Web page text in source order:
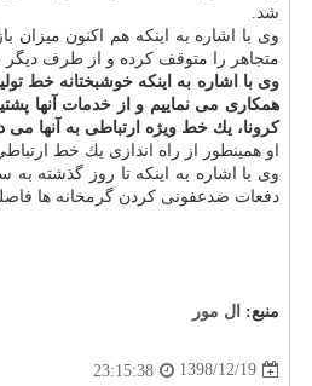
شد.
متجاهر را متوقف كرده و از طرف دیگر
وی با اشاره به اینكه خوشبختانه خط
همكاری می نماییم و از خدمات آنها
كرونا، یك خط ویژه ارتباطی به آنها
او همینطور از راه اندازی یك خط
وی با اشاره به اینكه تا روز گذشته
دفعات ضدعفونی كردن گرمخانه ها
منبع: ال مور
1398/12/19
23:15:38